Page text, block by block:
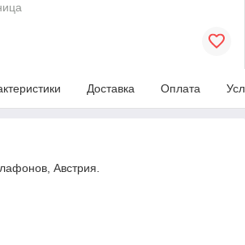
Доставка Оплата
Австрия.